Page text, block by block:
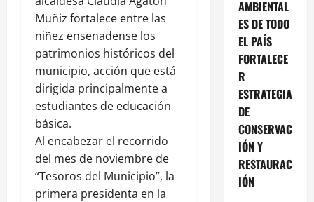
Muñiz fortalece entre las
niñez ensenadense los
patrimonios históricos del
municipio, acción que está
dirigida principalmente a
estudiantes de educación
básica.
Al encabezar el recorrido
del mes de noviembre de
“Tesoros del Municipio”, la
primera presidenta en la
AMBIENTAL
ES DE TODO
EL PAÍS
FORTALECE
R
ESTRATEGIA
DE
CONSERVAC
IÓN Y
RESTAURAC
IÓN